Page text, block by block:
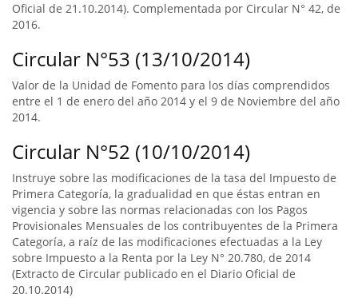
Oficial de 21.10.2014). Complementada por Circular N° 42, de
2016.
Circular N°53 (13/10/2014)
Valor de la Unidad de Fomento para los días comprendidos
entre el 1 de enero del año 2014 y el 9 de Noviembre del año
2014.
Circular N°52 (10/10/2014)
Instruye sobre las modificaciones de la tasa del Impuesto de
Primera Categoría, la gradualidad en que éstas entran en
vigencia y sobre las normas relacionadas con los Pagos
Provisionales Mensuales de los contribuyentes de la Primera
Categoría, a raíz de las modificaciones efectuadas a la Ley
sobre Impuesto a la Renta por la Ley N° 20.780, de 2014
(Extracto de Circular publicado en el Diario Oficial de
20.10.2014)